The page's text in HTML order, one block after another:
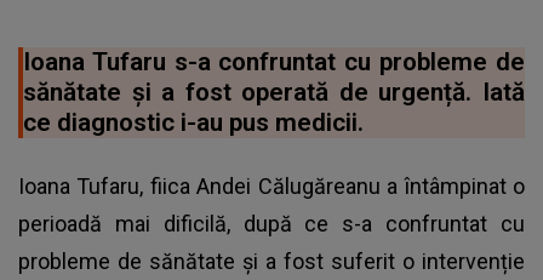
Ioana Tufaru s-a confruntat cu probleme de
sănătate și a fost operată de urgență. Iată
ce diagnostic i-au pus medicii.
Ioana Tufaru, fiica Andei Călugăreanu a întâmpinat o
perioadă mai dificilă, după ce s-a confruntat cu
probleme de sănătate și a fost suferit o intervenție